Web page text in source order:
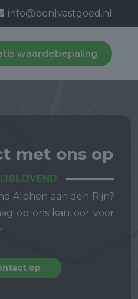
info@benlvastgoed.nl
waardebepaling
met ons op
Alphen aan den Rijn?
op ons kantoor voor
op